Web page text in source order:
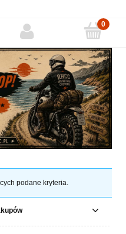
podane kryteria.